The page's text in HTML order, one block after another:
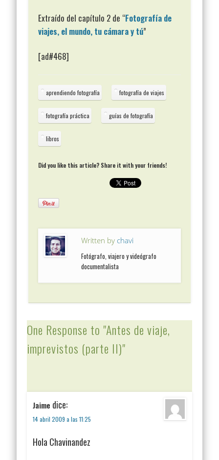
Extraído del capítulo 2 de “Fotografía de
viajes, el mundo, tu cámara y tú”
[ad#468]
aprendiendo fotografía fotografía de viajes
fotografía práctica guías de fotografía
libros
Did you like this article? Share it with your friends!
Written by chavi
Fotógrafo, viajero y videógrafo
documentalista
One Response to "Antes de viaje,
imprevistos (parte II)"
Jaime dice:
14 abril 2009 a las 11:25
Hola Chavinandez